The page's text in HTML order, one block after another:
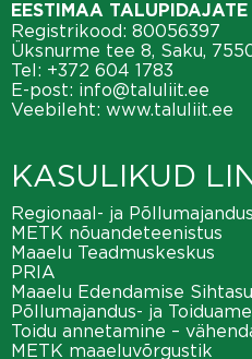
EESTIMAA TALUPIDAJATE
Registrikood: 80056397
Üksnurme tee 8, Saku,
Tel: +372 604 1783
E-post: info@taluliit.ee
Veebileht: www.taluliit.ee
KASULIKUD
Regionaal- ja
METK nõuandeteenistus
Maaelu Teadmuskeskus
PRIA
Maaelu Edendamise
Põllumajandus- ja
Toidu annetamine –
METK maaeluvõrgustik